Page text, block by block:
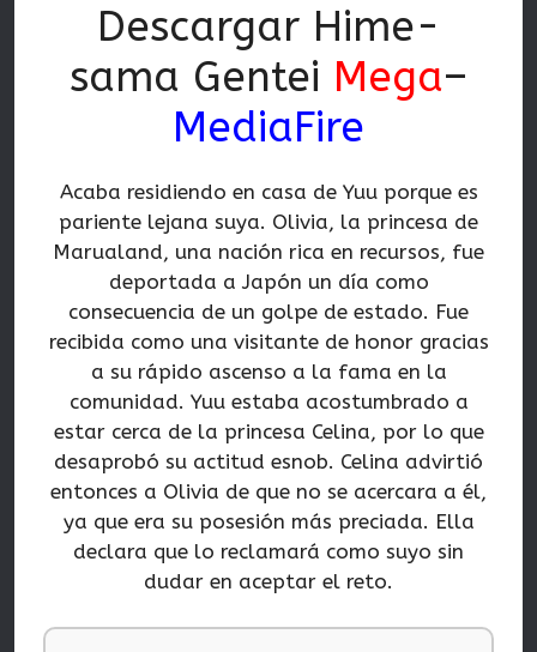
Descargar Hime-
sama Gentei Mega–
MediaFire
Acaba residiendo en casa de Yuu porque es
pariente lejana suya. Olivia, la princesa de
Marualand, una nación rica en recursos, fue
deportada a Japón un día como
consecuencia de un golpe de estado. Fue
recibida como una visitante de honor gracias
a su rápido ascenso a la fama en la
comunidad. Yuu estaba acostumbrado a
estar cerca de la princesa Celina, por lo que
desaprobó su actitud esnob. Celina advirtió
entonces a Olivia de que no se acercara a él,
ya que era su posesión más preciada. Ella
declara que lo reclamará como suyo sin
dudar en aceptar el reto.